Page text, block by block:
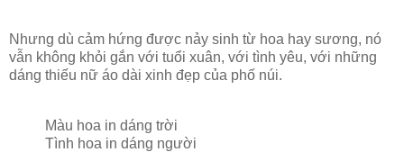
Nhưng dù cảm hứng được nảy sinh từ hoa hay sương, nó
vẫn không khỏi gắn với tuổi xuân, với tình yêu, với những
dáng thiếu nữ áo dài xinh đẹp của phố núi.
Màu hoa in dáng trời
Tình hoa in dáng người